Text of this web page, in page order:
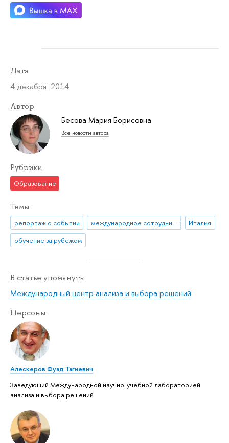
Дата
4 декабря 2014
Автор
Бесова Мария Борисовна
Все новости автора
Рубрики
Образование
Темы
репортаж о событии международное сотрудничество
Италия
обучение за рубежом
В статье упомянуты
Международный центр анализа и выбора решений
Персоны
Алескеров Фуад Тагиевич
Заведующий Международной научно-учебной лабораторией
анализа и выбора решений